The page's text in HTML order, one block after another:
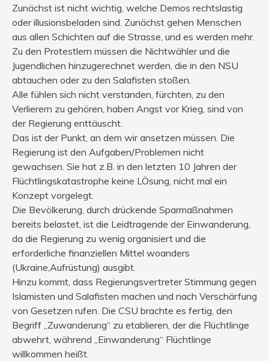
Zunächst ist nicht wichtig, welche Demos rechtslastig
oder illusionsbeladen sind. Zunächst gehen Menschen
aus allen Schichten auf die Strasse, und es werden mehr.
Zu den Protestlern müssen die Nichtwähler und die
Jugendlichen hinzugerechnet werden, die in den NSU
abtauchen oder zu den Salafisten stoßen.
Alle fühlen sich nicht verstanden, fürchten, zu den
Verlierern zu gehören, haben Angst vor Krieg, sind von
der Regierung enttäuscht.
Das ist der Punkt, an dem wir ansetzen müssen. Die
Regierung ist den Aufgaben/Problemen nicht
gewachsen. Sie hat z.B. in den letzten 10 Jahren der
Flüchtlingskatastrophe keine LÖsung, nicht mal ein
Konzept vorgelegt.
Die Bevölkerung, durch drückende Sparmaßnahmen
bereits belastet, ist die Leidtragende der Einwanderung,
da die Regierung zu wenig organisiert und die
erforderliche finanziellen Mittel woanders
(Ukraine,Aufrüstung) ausgibt.
Hinzu kommt, dass Regierungsvertreter Stimmung gegen
Islamisten und Salafisten machen und nach Verschärfung
von Gesetzen rufen. Die CSU brachte es fertig, den
Begriff „Zuwanderung“ zu etablieren, der die Flüchtlinge
abwehrt, während „Einwanderung“ Flüchtlinge
willkommen heißt.